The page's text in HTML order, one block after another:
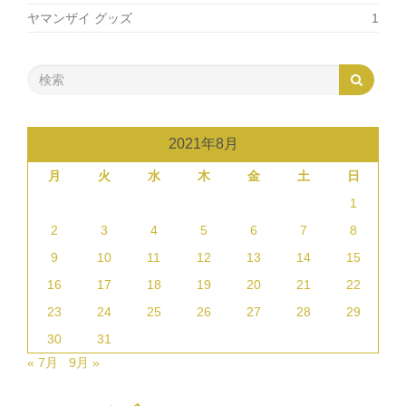
ヤマンザイ グッズ 1
2021年8月
月 火 水 木 金 土
日
1
2
3 4 5 6 7
8
9
10 11 12 13 14
15
16
17 18 19 20 21
22
23
24 25 26 27 28
29
30
31
« 7月
9月 »